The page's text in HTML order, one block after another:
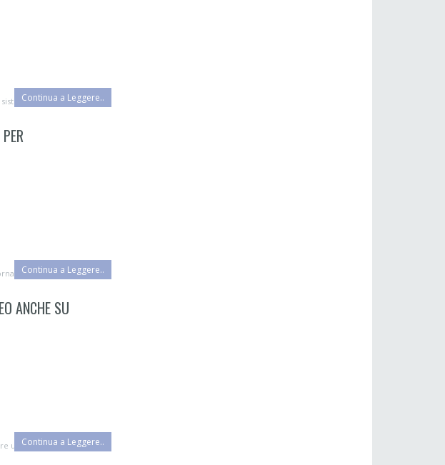
operativo Android...
Continua a Leggere..
a Windows ...
Continua a Leggere..
ANCHE SU
un video oppure un fil...
Continua a Leggere..